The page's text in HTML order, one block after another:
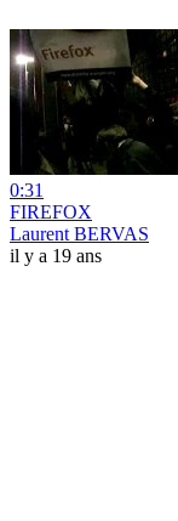
0:31
FIREFOX
Laurent BERVAS
il y a 19 ans